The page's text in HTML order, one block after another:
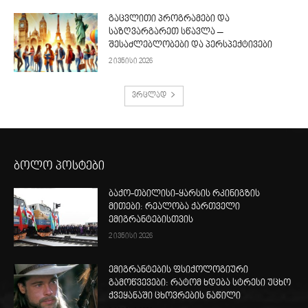
გაცვლითი პროგრამები და
საზღვარგარეთ სწავლა –
შესაძლებლობები და პერსპექტივები
2 ივნისი 2026
ვრცლად
ბოლო პოსტები
ბაქო-თბილისი-ყარსის რკინიგზის
მითები: რეალობა ქართველი
ემიგრანტებისთვის
2 ივნისი 2026
ემიგრანტების ფსიქოლოგიური
გამოწვევები: რატომ ხდება სტრესი უცხო
ქვეყანაში ცხოვრების ნაწილი